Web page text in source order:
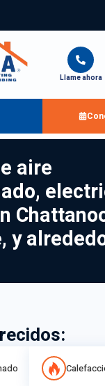
Llame ahora
aire
y